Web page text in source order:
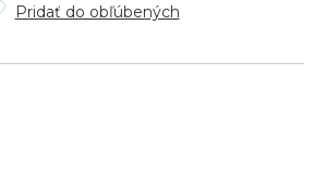
Pridať do obľúbených